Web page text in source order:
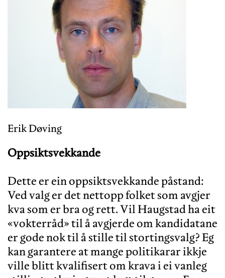
Erik Døving
Dette er ein oppsiktsvekkande påstand:
Ved valg er det nettopp folket som avgjer
kva som er bra og rett. Vil Haugstad ha eit
«vokterråd» til å avgjerde om kandidatane
er gode nok til å stille til stortingsvalg? Eg
kan garantere at mange politikarar ikkje
ville blitt kvalifisert om krava i ei vanleg